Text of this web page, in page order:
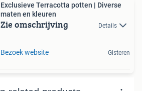
Exclusieve Terracotta potten | Diverse
maten en kleuren
Zie omschrijving Details
Bezoek website Gisteren